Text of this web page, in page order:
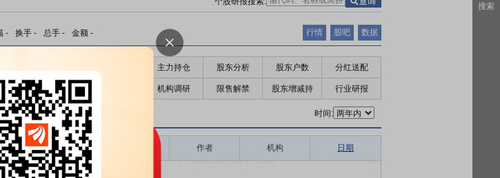
- 换手 - 总手 - 金额 - 行情 股吧 数据
主力持仓 股东分析 股东户数 分红送配
会 个股研报 机构调研 限售解禁 股东增减持 行业研报
时间:
线盈利预测
东财
评级
作者 机构 日期
搜索